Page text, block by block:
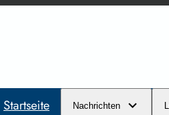
Startseite Nachrichten